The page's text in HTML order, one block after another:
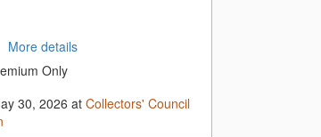
More details
Only
30, 2026 atCollectors' Council